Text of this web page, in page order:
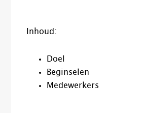
Inhoud:
Doel
Beginselen
Medewerkers